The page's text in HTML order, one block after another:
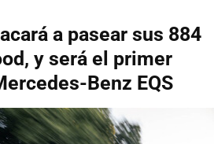
a pasear sus 884
y será el primer
Benz EQS